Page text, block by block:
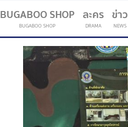
BUGABOO SHOP
BUGABOO SHOP
ละคร
DRAMA
ข่าว
NEWS